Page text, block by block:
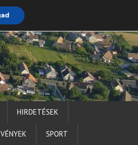
HIRDETÉSEK
SPORT